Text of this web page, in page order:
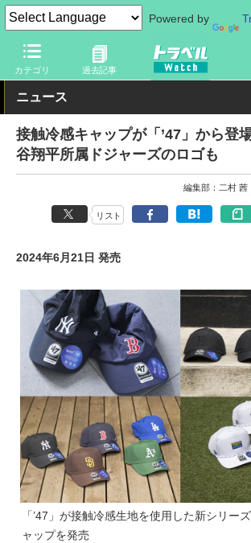
Powered by
カテゴリ 過去記事
トラベル Watch 旅のアイテム 旅行グッズ
ニュース
接触冷感キャップが「’47」から
谷翔平所属ドジャーズのロゴも
編集部：二村 茜
リスト
2024年6月21日 発売
「’47」が接触冷感生地を使用した新シリー
ャップを発売